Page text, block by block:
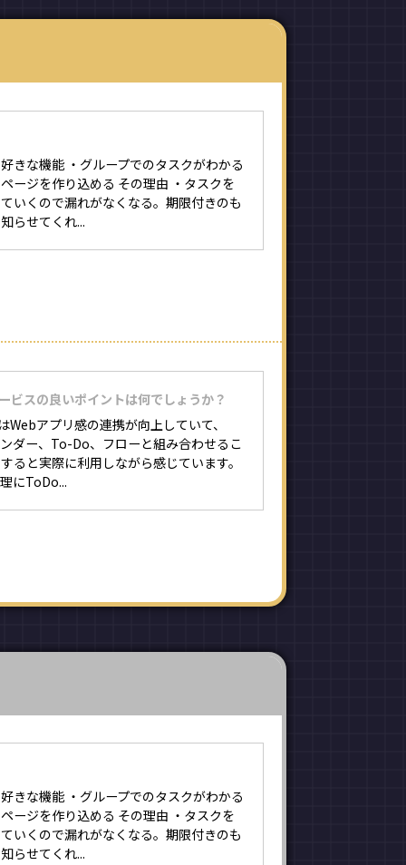
きな機能 ・グループでのタスクがわかる
ージを作り込める その理由 ・タスクを
いくので漏れがなくなる。期限付きのも
らせてくれ...
ビスの良いポイントは何でしょうか？
Webアプリ感の連携が向上していて、
ダー、To-Do、フローと組み合わせるこ
ると実際に利用しながら感じています。
にToDo...
きな機能 ・グループでのタスクがわかる
ージを作り込める その理由 ・タスクを
いくので漏れがなくなる。期限付きのも
らせてくれ...